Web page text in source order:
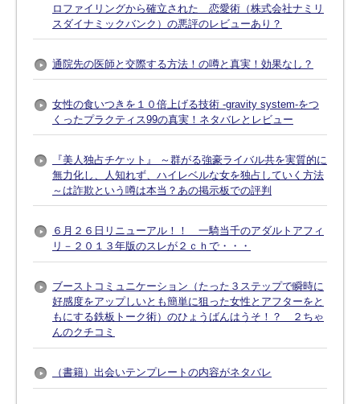
ロファイリングから確立された 恋愛術（株式会社ナミリ
スダイナミックバンク）の悪評のレビューあり？
通院先の医師と交際する方法！の噂と真実！効果なし？
女性の食いつきを１０倍上げる技術 -gravity system-をつ
くったプラクティス99の真実！ネタバレとレビュー
『美人独占チケット』 ～群がる強豪ライバル共を実質的に
無力化し、人知れず、ハイレベルな女を独占していく方法
～は詐欺という噂は本当？あの掲示板での評判
６月２６日リニューアル！！ 一騎当千のアダルトアフィ
リ－２０１３年版のスレが２ｃｈで・・・
ブーストコミュニケーション（たった３ステップで瞬時に
好感度をアップしいとも簡単に狙った女性とアフターをと
もにする鉄板トーク術）のひょうばんはうそ！？ ２ちゃ
んのクチコミ
（書籍）出会いテンプレートの内容がネタバレ